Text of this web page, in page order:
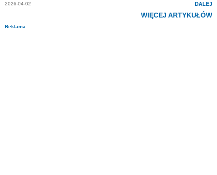
2026-04-02 DALEJ
WIĘCEJ ARTYKUŁÓW
Reklama